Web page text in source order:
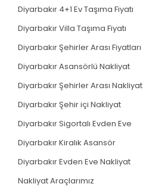
Diyarbakır 4+1 Ev Taşıma Fiyatı
Diyarbakır Villa Taşıma Fiyatı
Diyarbakır Şehirler Arası Fiyatları
Diyarbakır Asansörlü Nakliyat
Diyarbakır Şehirler Arası Nakliyat
Diyarbakır Şehir içi Nakliyat
Diyarbakır Sigortalı Evden Eve
Diyarbakır Kiralık Asansör
Diyarbakır Evden Eve Nakliyat
Nakliyat Araçlarımız